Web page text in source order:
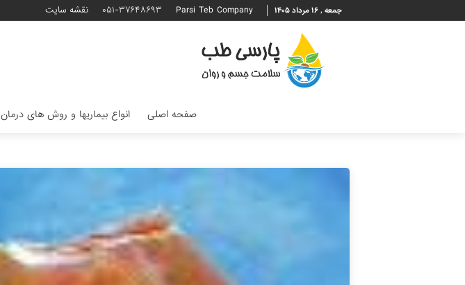
جمعه , ۱۶ مرداد ۱۴۰۵ Parsi Teb Company ۰۵۱-۳۷۶۴۸۶۹۳ نقشه سایت
صفحه اصلی انواع بیماریها و روش های درمان